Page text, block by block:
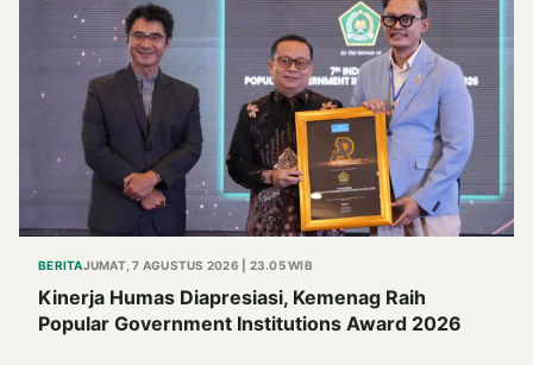
BERITAJUMAT, 7 AGUSTUS 2026 | 23.05 WIB
Kinerja Humas Diapresiasi, Kemenag Raih
Popular Government Institutions Award 2026